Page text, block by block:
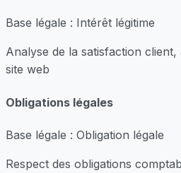
Base légale : Intérêt légitime
Analyse de la satisfaction
site web
Obligations légales
Base légale : Obligation légale
Respect des obligations